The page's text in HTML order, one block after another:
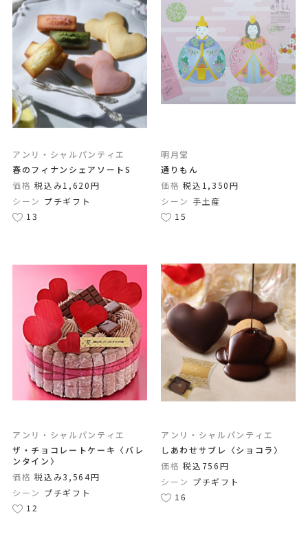
アンリ・シャルパンティエ
春のフィナンシェアソートS
価格 税込み1,620円
シーン プチギフト
13
明月堂
通りもん
価格 税込1,350円
シーン 手土産
15
アンリ・シャルパンティエ
ザ・チョコレートケーキ〈バレ
ンタイン〉
価格 税込み3,564円
シーン プチギフト
12
アンリ・シャルパンティエ
しあわせサブレ〈ショコラ〉
価格 税込756円
シーン プチギフト
16